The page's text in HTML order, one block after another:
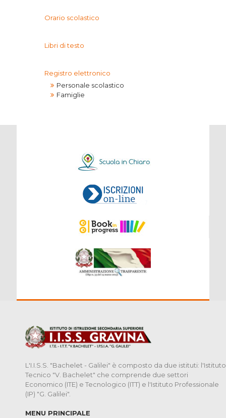
Orario scolastico
Libri di testo
Registro elettronico
Personale scolastico
Famiglie
L'I.I.S.S. "Bachelet - Galilei" è composto da due istituti: l'Istituto
Tecnico "V. Bachelet" che comprende due settori
Economico (ITE) e Tecnologico (ITT) e l'Istituto Professionale
(IP) "G. Galilei".
MENU PRINCIPALE